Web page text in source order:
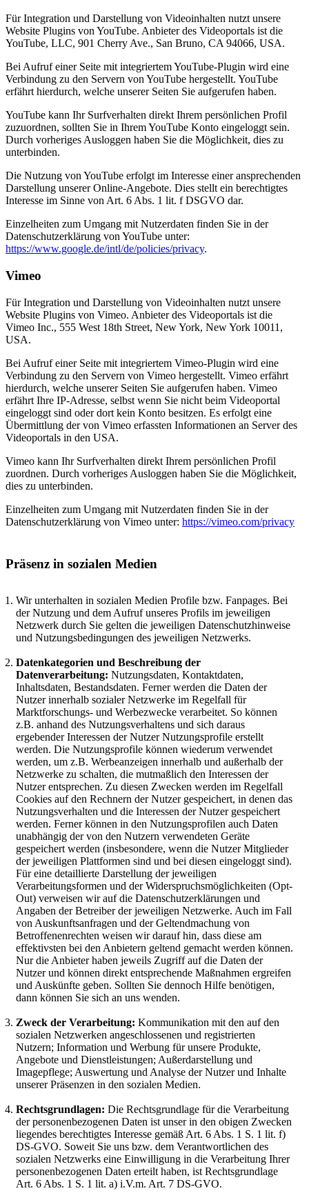
Für Integration und Darstellung von Videoinhalten nutzt unsere
Website Plugins von YouTube. Anbieter des Videoportals ist die
YouTube, LLC, 901 Cherry Ave., San Bruno, CA 94066, USA.
Bei Aufruf einer Seite mit integriertem YouTube-Plugin wird eine
Verbindung zu den Servern von YouTube hergestellt. YouTube
erfährt hierdurch, welche unserer Seiten Sie aufgerufen haben.
YouTube kann Ihr Surfverhalten direkt Ihrem persönlichen Profil
zuzuordnen, sollten Sie in Ihrem YouTube Konto eingeloggt sein.
Durch vorheriges Ausloggen haben Sie die Möglichkeit, dies zu
unterbinden.
Die Nutzung von YouTube erfolgt im Interesse einer ansprechenden
Darstellung unserer Online-Angebote. Dies stellt ein berechtigtes
Interesse im Sinne von Art. 6 Abs. 1 lit. f DSGVO dar.
Einzelheiten zum Umgang mit Nutzerdaten finden Sie in der
Datenschutzerklärung von YouTube unter:
https://www.google.de/intl/de/policies/privacy.
Vimeo
Für Integration und Darstellung von Videoinhalten nutzt unsere
Website Plugins von Vimeo. Anbieter des Videoportals ist die
Vimeo Inc., 555 West 18th Street, New York, New York 10011,
USA.
Bei Aufruf einer Seite mit integriertem Vimeo-Plugin wird eine
Verbindung zu den Servern von Vimeo hergestellt. Vimeo erfährt
hierdurch, welche unserer Seiten Sie aufgerufen haben. Vimeo
erfährt Ihre IP-Adresse, selbst wenn Sie nicht beim Videoportal
eingeloggt sind oder dort kein Konto besitzen. Es erfolgt eine
Übermittlung der von Vimeo erfassten Informationen an Server des
Videoportals in den USA.
Vimeo kann Ihr Surfverhalten direkt Ihrem persönlichen Profil
zuordnen. Durch vorheriges Ausloggen haben Sie die Möglichkeit,
dies zu unterbinden.
Einzelheiten zum Umgang mit Nutzerdaten finden Sie in der
Datenschutzerklärung von Vimeo unter: https://vimeo.com/privacy
Präsenz in sozialen Medien
Wir unterhalten in sozialen Medien Profile bzw. Fanpages. Bei
der Nutzung und dem Aufruf unseres Profils im jeweiligen
Netzwerk durch Sie gelten die jeweiligen Datenschutzhinweise
und Nutzungsbedingungen des jeweiligen Netzwerks.
Datenkategorien und Beschreibung der
Datenverarbeitung: Nutzungsdaten, Kontaktdaten,
Inhaltsdaten, Bestandsdaten. Ferner werden die Daten der
Nutzer innerhalb sozialer Netzwerke im Regelfall für
Marktforschungs- und Werbezwecke verarbeitet. So können
z.B. anhand des Nutzungsverhaltens und sich daraus
ergebender Interessen der Nutzer Nutzungsprofile erstellt
werden. Die Nutzungsprofile können wiederum verwendet
werden, um z.B. Werbeanzeigen innerhalb und außerhalb der
Netzwerke zu schalten, die mutmaßlich den Interessen der
Nutzer entsprechen. Zu diesen Zwecken werden im Regelfall
Cookies auf den Rechnern der Nutzer gespeichert, in denen das
Nutzungsverhalten und die Interessen der Nutzer gespeichert
werden. Ferner können in den Nutzungsprofilen auch Daten
unabhängig der von den Nutzern verwendeten Geräte
gespeichert werden (insbesondere, wenn die Nutzer Mitglieder
der jeweiligen Plattformen sind und bei diesen eingeloggt sind).
Für eine detaillierte Darstellung der jeweiligen
Verarbeitungsformen und der Widerspruchsmöglichkeiten (Opt-
Out) verweisen wir auf die Datenschutzerklärungen und
Angaben der Betreiber der jeweiligen Netzwerke. Auch im Fall
von Auskunftsanfragen und der Geltendmachung von
Betroffenenrechten weisen wir darauf hin, dass diese am
effektivsten bei den Anbietern geltend gemacht werden können.
Nur die Anbieter haben jeweils Zugriff auf die Daten der
Nutzer und können direkt entsprechende Maßnahmen ergreifen
und Auskünfte geben. Sollten Sie dennoch Hilfe benötigen,
dann können Sie sich an uns wenden.
Zweck der Verarbeitung: Kommunikation mit den auf den
sozialen Netzwerken angeschlossenen und registrierten
Nutzern; Information und Werbung für unsere Produkte,
Angebote und Dienstleistungen; Außerdarstellung und
Imagepflege; Auswertung und Analyse der Nutzer und Inhalte
unserer Präsenzen in den sozialen Medien.
Rechtsgrundlagen: Die Rechtsgrundlage für die Verarbeitung
der personenbezogenen Daten ist unser in den obigen Zwecken
liegendes berechtigtes Interesse gemäß Art. 6 Abs. 1 S. 1 lit. f)
DS-GVO. Soweit Sie uns bzw. dem Verantwortlichen des
sozialen Netzwerks eine Einwilligung in die Verarbeitung Ihrer
personenbezogenen Daten erteilt haben, ist Rechtsgrundlage
Art. 6 Abs. 1 S. 1 lit. a) i.V.m. Art. 7 DS-GVO.